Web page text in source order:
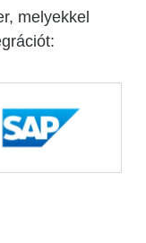
melyekkel